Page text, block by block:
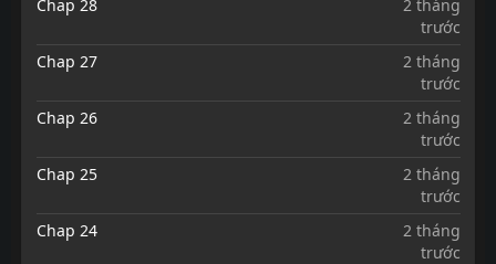
Chap 28
2 tháng
trước
Chap 27
2 tháng
trước
Chap 26
2 tháng
trước
Chap 25
2 tháng
trước
Chap 24
2 tháng
trước